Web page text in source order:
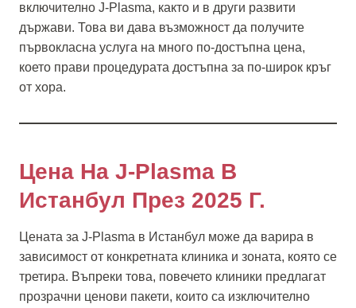
включително J-Plasma, както и в други развити
държави. Това ви дава възможност да получите
първокласна услуга на много по-достъпна цена,
което прави процедурата достъпна за по-широк кръг
от хора.
Цена На J-Plasma В
Истанбул През 2025 Г.
Цената за J-Plasma в Истанбул може да варира в
зависимост от конкретната клиника и зоната, която се
третира. Въпреки това, повечето клиники предлагат
прозрачни ценови пакети, които са изключително